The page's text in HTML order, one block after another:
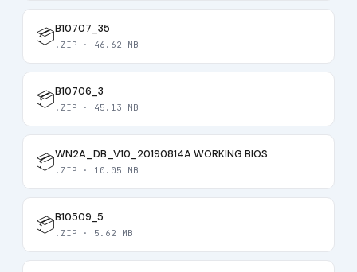
📦B10707_35
.ZIP · 46.62 MB
📦B10706_3
.ZIP · 45.13 MB
📦WN2A_DB_V10_20190814A WORKING BIOS
.ZIP · 10.05 MB
📦B10509_5
.ZIP · 5.62 MB